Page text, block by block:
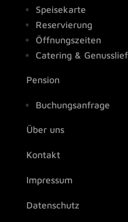
Speisekarte
Reservierung
Öffnungszeiten
Catering &
Pension
Buchungsanfrage
Über uns
Kontakt
Impressum
Datenschutz